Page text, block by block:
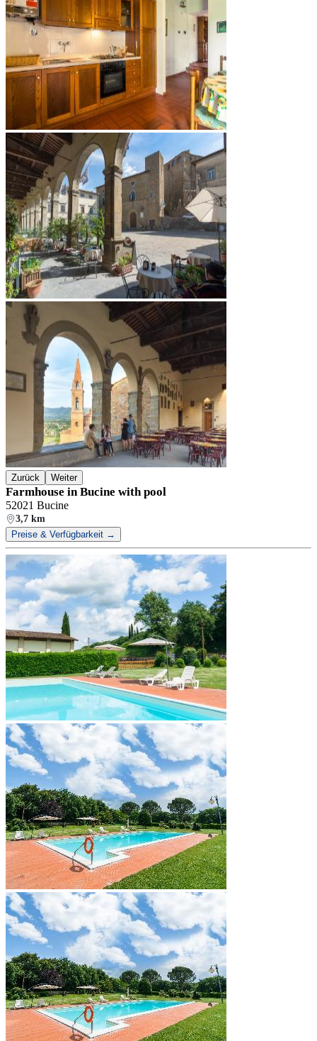
Zurück Weiter
Farmhouse in Bucine with pool
52021 Bucine
3,7 km
Preise & Verfügbarkeit →